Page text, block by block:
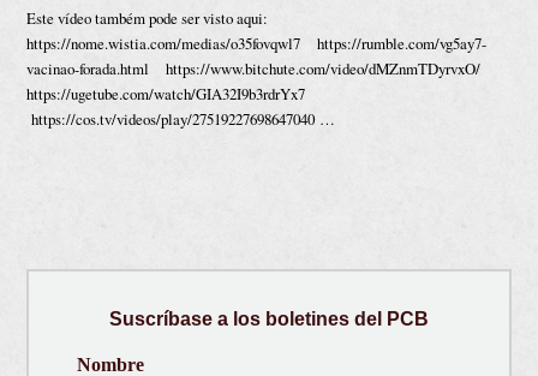
Este vídeo também pode ser visto aqui:
https://nome.wistia.com/medias/o35fovqwl7 https://rumble.com/vg5ay7-
vacinao-forada.html https://www.bitchute.com/video/dMZnmTDyrvxO/
https://ugetube.com/watch/GIA32I9b3rdrYx7
https://cos.tv/videos/play/27519227698647040 …
Suscríbase a los boletines del PCB
Nombre